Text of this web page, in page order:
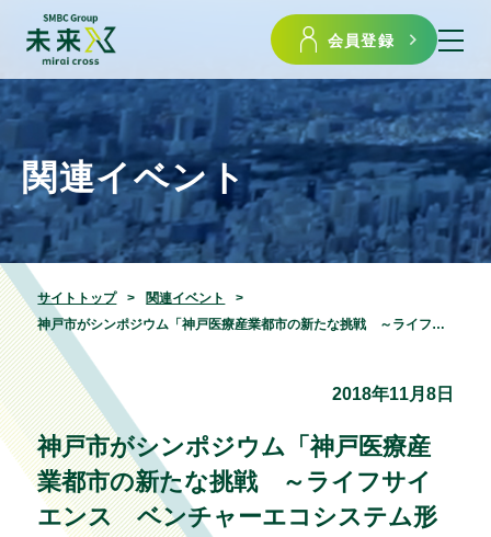
会員登録
関連イベント
サイトトップ
関連イベント
神戸市がシンポジウム「神戸医療産業都市の新たな挑戦 ～ライフサイエンス ベンチャーエコシステム形成に向けて～」を開催します
2018年11月8日
神戸市がシンポジウム「神戸医療産
業都市の新たな挑戦 ～ライフサイ
エンス ベンチャーエコシステム形